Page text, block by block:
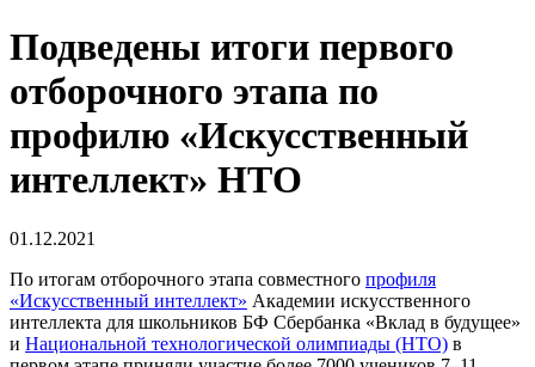
Подведены итоги первого
отборочного этапа по
профилю «Искусственный
интеллект» НТО
01.12.2021
По итогам отборочного этапа совместного профиля
«Искусственный интеллект» Академии искусственного
интеллекта для школьников БФ Сбербанка «Вклад в будущее»
и Национальной технологической олимпиады (НТО) в